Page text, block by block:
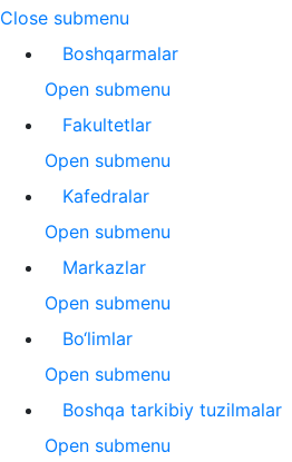
Close submenu
Boshqarmalar
Open submenu
Fakultetlar
Open submenu
Kafedralar
Open submenu
Markazlar
Open submenu
Bo‘limlar
Open submenu
Boshqa tarkibiy tuzilmalar
Open submenu